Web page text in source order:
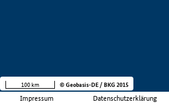
Impressum Datenschutzerklärung
100 km © Geobasis-DE / BKG 2015